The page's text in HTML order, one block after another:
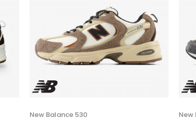
New Balance 530 New